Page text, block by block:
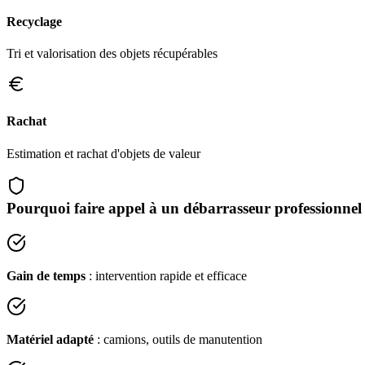
Recyclage
Tri et valorisation des objets récupérables
Rachat
Estimation et rachat d'objets de valeur
Pourquoi faire appel à un débarrasseur professionnel
Gain de temps : intervention rapide et efficace
Matériel adapté : camions, outils de manutention